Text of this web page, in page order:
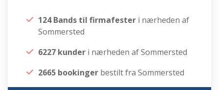
124 Bands til firmafester i nærheden af
Sommersted
6227 kunder i nærheden af Sommersted
2665 bookinger bestilt fra Sommersted